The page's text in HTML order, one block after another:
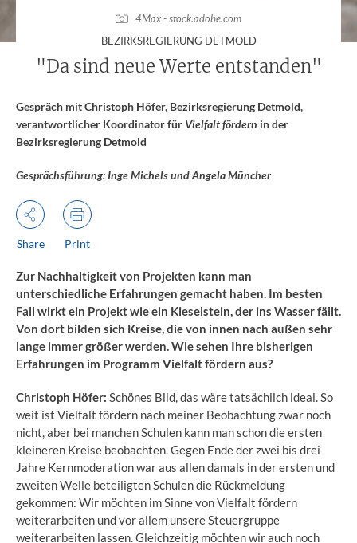
4Max - stock.adobe.com
BEZIRKSREGIERUNG DETMOLD:
"Da sind neue Werte entstanden"
Gespräch mit Christoph Höfer, Bezirksregierung Detmold,
verantwortlicher Koordinator für Vielfalt fördern in der
Bezirksregierung Detmold
Gesprächsführung: Inge Michels und Angela Müncher
Share Print
Zur Nachhaltigkeit von Projekten kann man
unterschiedliche Erfahrungen gemacht haben. Im besten
Fall wirkt ein Projekt wie ein Kieselstein, der ins Wasser fällt.
Von dort bilden sich Kreise, die von innen nach außen sehr
lange immer größer werden. Wie sehen Ihre bisherigen
Erfahrungen im Programm Vielfalt fördern aus?
Christoph Höfer: Schönes Bild, das wäre tatsächlich ideal. So
weit ist Vielfalt fördern nach meiner Beobachtung zwar noch
nicht, aber bei manchen Schulen kann man schon die ersten
kleineren Kreise beobachten. Gegen Ende der zwei bis drei
Jahre Kernmoderation war aus allen damals in der ersten und
zweiten Welle beteiligten Schulen die Rückmeldung
gekommen: Wir möchten im Sinne von Vielfalt fördern
weiterarbeiten und vor allem unsere Steuergruppe
weiterarbeiten lassen. Gleichzeitig möchten wir auch noch